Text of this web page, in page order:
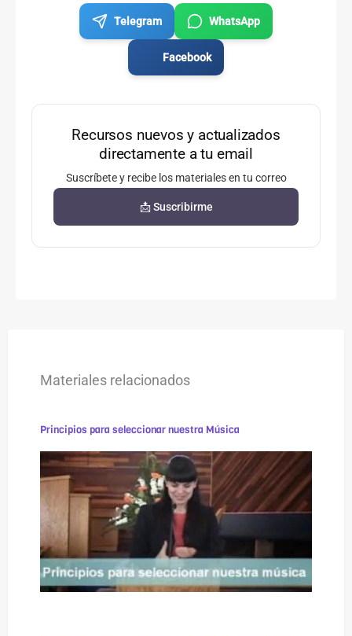
Telegram WhatsApp
Facebook
Recursos nuevos y actualizados
directamente a tu email
Suscríbete y recibe los materiales en tu correo
📩 Suscribirme
Materiales relacionados
Principios para seleccionar nuestra Música